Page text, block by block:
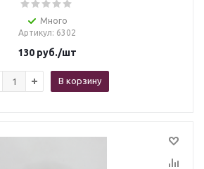
Много
Артикул: 6302
130руб./шт
В корзину